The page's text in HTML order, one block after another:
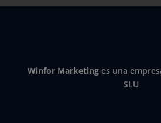
Winfor Marketinges una
SLU